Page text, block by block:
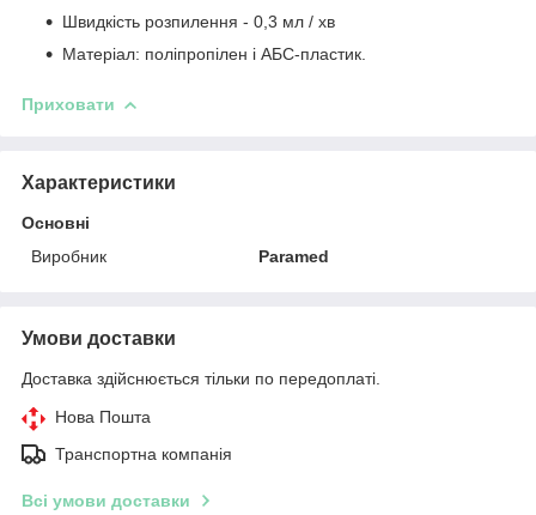
Швидкість розпилення - 0,3 мл / хв
Матеріал: поліпропілен і АБС-пластик.
Приховати
Характеристики
Основні
Виробник
Paramed
Умови доставки
Доставка здійснюється тільки по передоплаті.
Нова Пошта
Транспортна компанія
Всі умови доставки